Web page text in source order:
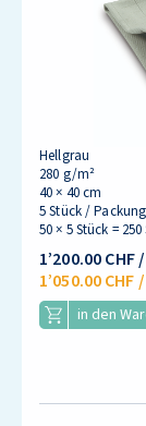
Hellgrau
280 g/m²
40 × 40 cm
5 Stück / Packung
50 × 5 Stück =
1’200.00 CHF/
1’050.00 CHF
in den